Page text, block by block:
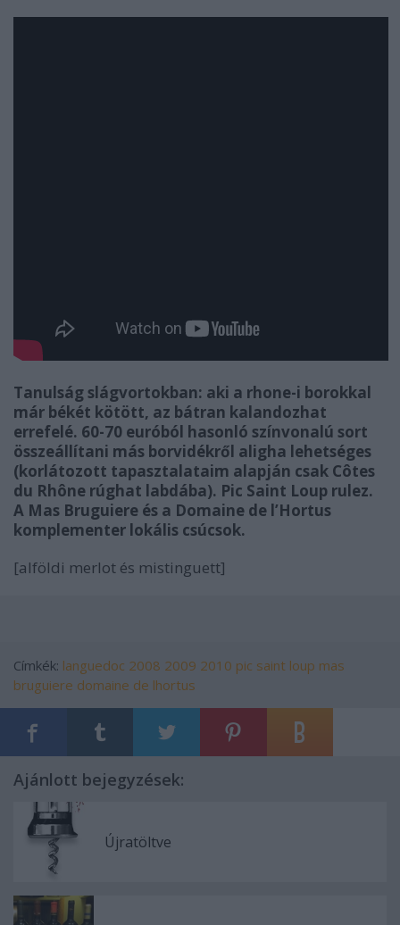
Tanulság slágvortokban: aki a rhone-i borokkal
már békét kötött, az bátran kalandozhat
errefelé. 60-70 euróból hasonló színvonalú sort
összeállítani más borvidékről aligha lehetséges
(korlátozott tapasztalataim alapján csak Côtes
du Rhône rúghat labdába). Pic Saint Loup rulez.
A Mas Bruguiere és a Domaine de l’Hortus
komplementer lokális csúcsok.
[alföldi merlot és mistinguett]
Címkék: languedoc 2008 2009 2010 pic saint loup mas
bruguiere domaine de lhortus
Ajánlott bejegyzések:
Újratöltve